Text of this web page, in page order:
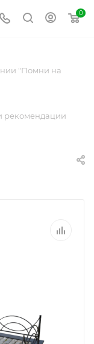
0
"Помни на
рекомендации